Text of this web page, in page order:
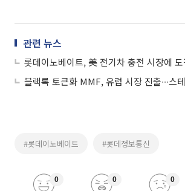
관련 뉴스
롯데이노베이트, 美 전기차 충전 시장에
블랙록 토큰화 MMF, 유럽 시장 진출∙∙∙스
#롯데이노베이트 #롯데정보통신
0 0 0